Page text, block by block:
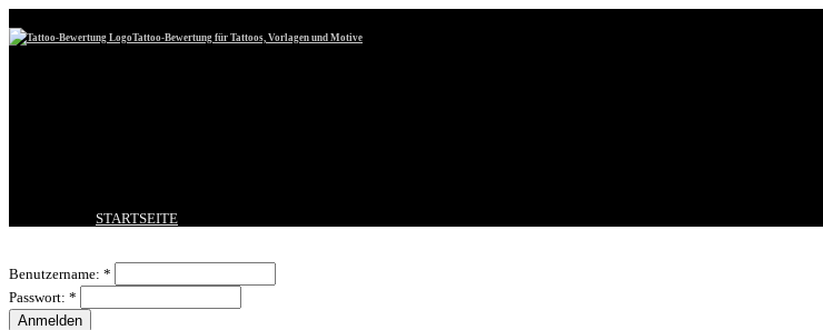
Tattoo-Bewertung für Tattoos, Vorlagen und Motive
STARTSEITE
BESTE TATTOOS
NEUESTE TATTOOS
Benutzername: *
Passwort: *